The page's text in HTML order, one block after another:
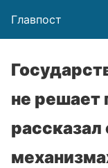
Главпост
не решает